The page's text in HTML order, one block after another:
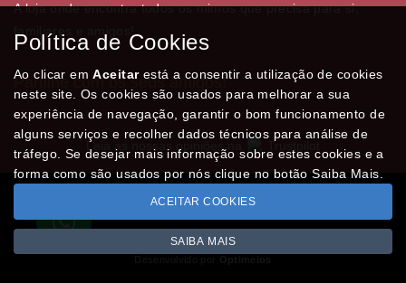
A loja onde encontra todos os mimos que precisa para si,
familiares e amigos!
Partilhe com os seus amigos!
Leia as nossas opiniões na Trustpilot
Todos os valores incluem IVA à taxa em vigor
Copyright © MIMOSCOMARTE.pt 2026
Política de Cookies
Ao clicar emAceitarestá a consentir a utilização de cookies
neste site. Os cookies são usados para melhorar a sua
experiência de navegação, garantir o bom funcionamento de
alguns serviços e recolher dados técnicos para análise de
tráfego. Se desejar mais informação sobre estes cookies e a
forma como são usados por nós clique no botão Saiba Mais.
ACEITAR COOKIES
SAIBA MAIS